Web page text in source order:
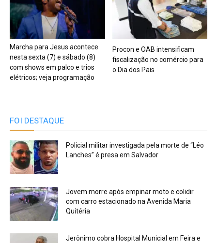
Marcha para Jesus acontece
nesta sexta (7) e sábado (8)
com shows em palco e trios
elétricos; veja programação
Procon e OAB intensificam
fiscalização no comércio para
o Dia dos Pais
FOI DESTAQUE
Policial militar investigada pela morte de “Léo
Lanches” é presa em Salvador
Jovem morre após empinar moto e colidir
com carro estacionado na Avenida Maria
Quitéria
Jerônimo cobra Hospital Municial em Feira e